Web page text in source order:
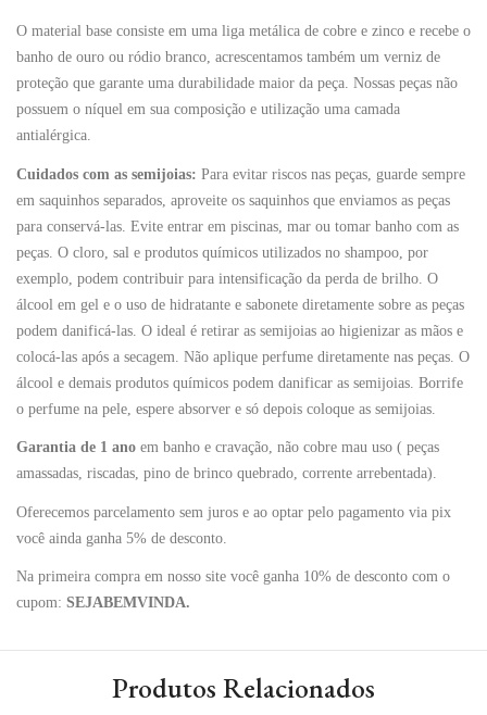
O material base consiste em uma liga metálica de cobre e zinco e recebe o
banho de ouro ou ródio branco, acrescentamos também um verniz de
proteção que garante uma durabilidade maior da peça. Nossas peças não
possuem o níquel em sua composição e utilização uma camada
antialérgica.
Cuidados com as semijoias: Para evitar riscos nas peças, guarde sempre
em saquinhos separados, aproveite os saquinhos que enviamos as peças
para conservá-las. Evite entrar em piscinas, mar ou tomar banho com as
peças. O cloro, sal e produtos químicos utilizados no shampoo, por
exemplo, podem contribuir para intensificação da perda de brilho. O
álcool em gel e o uso de hidratante e sabonete diretamente sobre as peças
podem danificá-las. O ideal é retirar as semijoias ao higienizar as mãos e
colocá-las após a secagem. Não aplique perfume diretamente nas peças. O
álcool e demais produtos químicos podem danificar as semijoias. Borrife
o perfume na pele, espere absorver e só depois coloque as semijoias.
Garantia de 1 ano em banho e cravação, não cobre mau uso ( peças
amassadas, riscadas, pino de brinco quebrado, corrente arrebentada).
Oferecemos parcelamento sem juros e ao optar pelo pagamento via pix
você ainda ganha 5% de desconto.
Na primeira compra em nosso site você ganha 10% de desconto com o
cupom: SEJABEMVINDA.
Produtos Relacionados